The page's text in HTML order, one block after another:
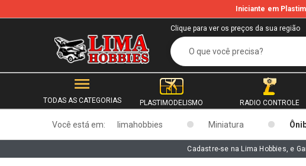
b
Iniciante em
Clique para ver os preços da sua região
TODAS AS CATEGORIAS PLASTIMODELISMO RADIO CONTROLE
Você está em: limahobbies Miniatura
Cadastre-se na Lima Hobbies, e